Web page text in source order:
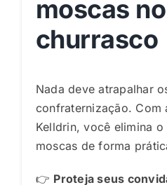
moscas
churrasco
Nada deve atrapalhar
confraternização. Com
Kelldrin, você elimina
moscas de forma
👉 Proteja seus